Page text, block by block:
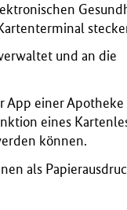
und an die
App einer
eines
können.
als